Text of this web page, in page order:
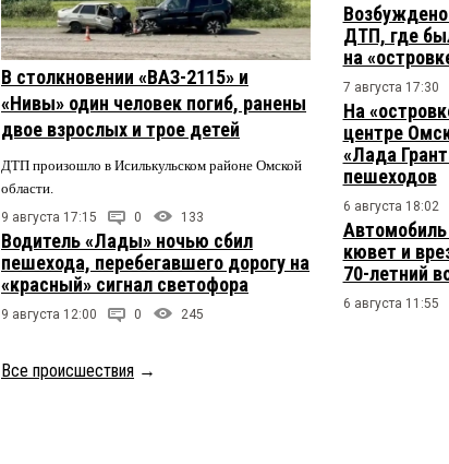
В столкновении «ВАЗ-2115» и
«Нивы» один человек погиб, ранены
двое взрослых и трое детей
ДТП произошло в Исилькульском районе Омской
области.
9 августа 17:15 0 133
Водитель «Лады» ночью сбил
пешехода, перебегавшего дорогу на
«красный» сигнал светофора
9 августа 12:00 0 245
ДТП, где
на
7 августа 17:30
На
центре
«Лада
пешеходов
6 августа 18:02
кювет и
70-летний
6 августа 11:55
Все происшествия →